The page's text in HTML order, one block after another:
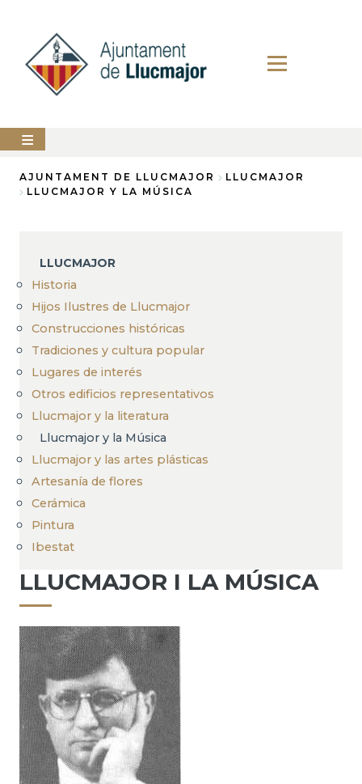
contenido
principal
AYUNTAMIENTO
PERFIL
DEL
CONTRATANTE
ANUNCIOS
de
ayuda
a
la
navegación
AJUNTAMENT DE LLUCMAJOR
LLUCMAJOR
LLUCMAJOR Y LA MÚSICA
LLUCMAJOR
Historia
Hijos Ilustres de Llucmajor
Construcciones históricas
Tradiciones y cultura popular
Lugares de interés
Otros edificios representativos
Llucmajor y la literatura
Llucmajor y la Música
Llucmajor y las artes plásticas
Artesanía de flores
Cerámica
Pintura
Ibestat
LLUCMAJOR I LA MÚSICA